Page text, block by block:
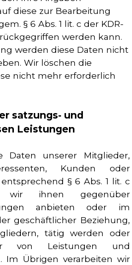
diese zur Bearbeitung
§ 6 Abs. 1 lit. c der KDR-
werden kann.
werden diese Daten nicht
Wir löschen die
nicht mehr erforderlich
satzungs- und
Leistungen
Daten unserer Mitglieder,
Kunden oder
§ 6 Abs. 1 lit. c
wir ihnen gegenüber
anbieten oder im
geschäftlicher Beziehung,
tätig werden oder
von Leistungen und
Im Übrigen verarbeiten wir